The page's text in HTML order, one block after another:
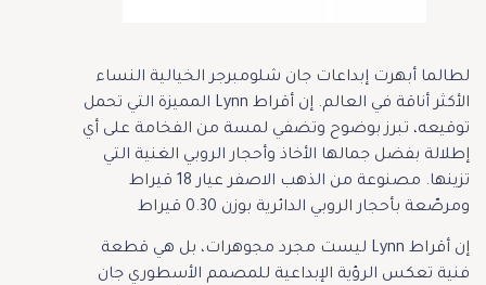
لطالما أبهرت إبداعات جان شلومبرجر الخيالية النساء
الأكثر أناقة في العالم. إن أقراط Lynn المميزة التي تحمل
توقيعه، تبرز بوضوح وتضفي لمسة من الفخامة على أي
إطلالة بفضل جمالها الأخاذ وأحجار الروبي الغنية التي
تزينها. مصنوعة من الذهب الاصفر عيار 18 قيراط
ومرصّعة بأحجار الروبي الدائرية بوزن 0.30 قيراط
إن أقراط Lynn ليست مجرد مجوهرات، بل هي قطعة
فنية تعكس الرؤية الإبداعية للمصمم الأسطوري جان